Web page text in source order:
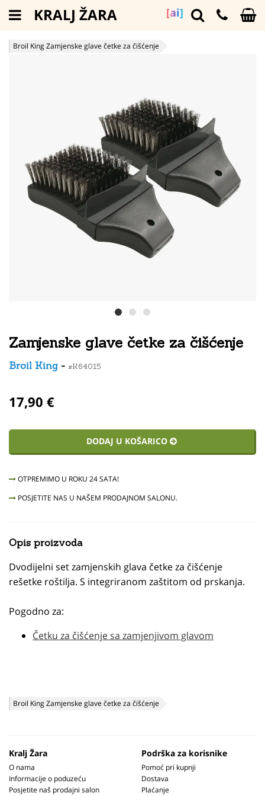
[ai]
KRALJ ŽARA
Broil King Zamjenske glave četke za čišćenje
Zamjenske glave četke za čišćenje
Broil King - #K64015
17,90 €
DODAJ U KOŠARICO
OTPREMIMO U ROKU 24 SATA!
POSJETITE NAS U NAŠEM PRODAJNOM SALONU.
Opis proizvoda
Dvodijelni set zamjenskih glava četke za čišćenje
rešetke roštilja. S integriranom zaštitom od prskanja.
Pogodno za:
Četku za čišćenje sa zamjenjivom glavom
Broil King Zamjenske glave četke za čišćenje
Kralj Žara
O nama
Informacije o poduzeću
Posjetite naš prodajni salon
Podrška za korisnike
Pomoć pri kupnji
Dostava
Plaćanje